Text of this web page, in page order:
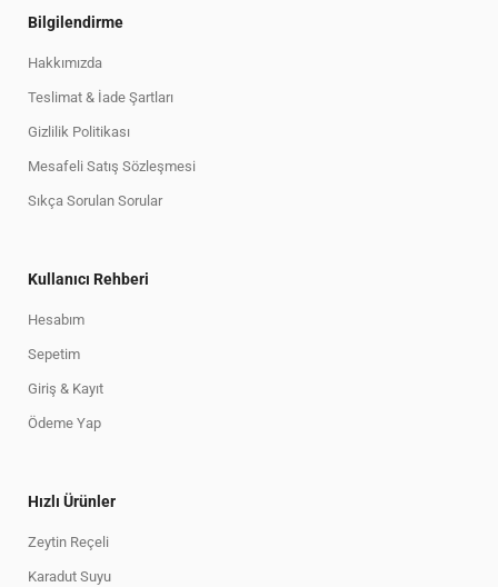
Bilgilendirme
Hakkımızda
Teslimat & İade Şartları
Gizlilik Politikası
Mesafeli Satış Sözleşmesi
Sıkça Sorulan Sorular
Kullanıcı Rehberi
Hesabım
Sepetim
Giriş & Kayıt
Ödeme Yap
Hızlı Ürünler
Zeytin Reçeli
Karadut Suyu